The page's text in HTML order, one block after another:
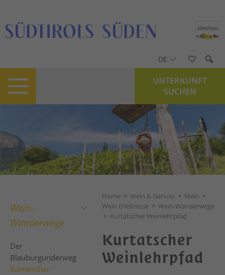
DE
UNTERKUNFT
SUCHEN
Wein-
Wanderwege
Der
Blauburgunderweg
Kurtatscher
Home> Wein & Genuss > Wein >
Wein Erlebnisse> Wein-Wanderwege
> Kurtatscher Weinlehrpfad
Kurtatscher
Weinlehrpfad